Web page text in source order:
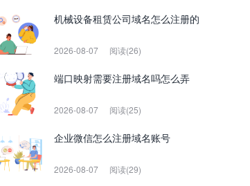
机械设备租赁公司域名怎么注册的
2026-08-07 阅读(26)
端口映射需要注册域名吗怎么弄
2026-08-07 阅读(25)
企业微信怎么注册域名账号
2026-08-07 阅读(29)